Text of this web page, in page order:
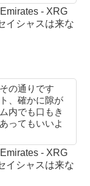
- XRG
イシャスは来な
の通りです
、確かに隙が
内でも口もき
ってもいいよ
- XRG
イシャスは来な